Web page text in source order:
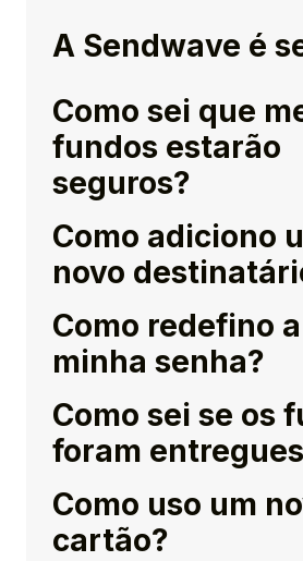
A Sendwave é
Como sei que
fundos estarão
seguros?
Como adiciono
novo
Como redefino a
minha senha?
Como sei se os
foram
Como uso um
cartão?